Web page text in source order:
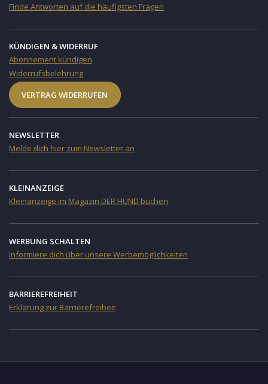
Finde Antworten auf die häufigsten Fragen
KÜNDIGEN & WIDERRUF
Abonnement kündigen
Widerrufsbelehrung
VERTRAG WIDERRUFEN
NEWSLETTER
Melde dich hier zum Newsletter an
KLEINANZEIGE
Kleinanzeige im Magazin DER HUND buchen
WERBUNG SCHALTEN
Informiere dich über unsere Werbemöglichkeiten
BARRIEREFREIHEIT
Erklärung zur Barrierefreiheit